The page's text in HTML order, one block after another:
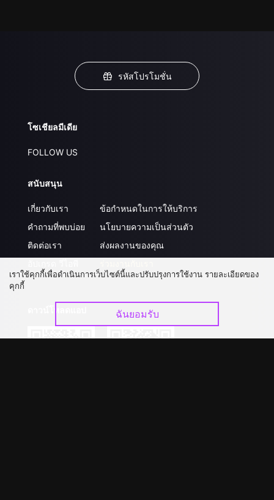
รหัสโปรโมชั่น
โซเชียลมีเดีย
FOLLOW US
สนับสนุน
เกี่ยวกับเรา
คำถามที่พบบ่อย
ติดต่อเรา
ข้อกำหนดในการให้บริการ
นโยบายความเป็นส่วนตัว
ส่งผลงานของคุณ
เราใช้คุกกี้เพื่อดำเนินการเว็บไซต์นี้และปรับปรุงการใช้งาน รายละเอียดของ
คุกกี้
ฉันยอมรับ